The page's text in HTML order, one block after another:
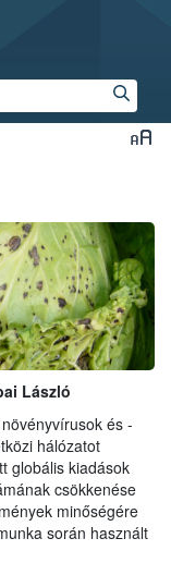
László
és -
hálózatot
globális kiadások
csökkenése
minőségére
során használt